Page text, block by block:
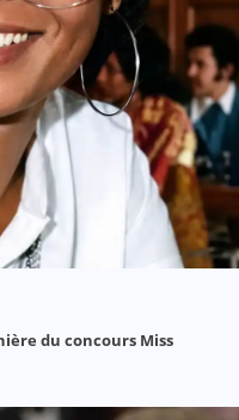
du concours Miss